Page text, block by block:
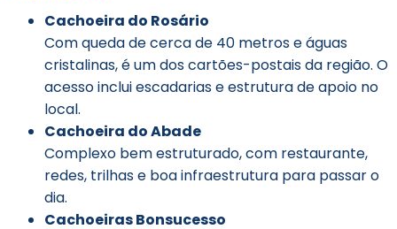
Cachoeira do Rosário
Com queda de cerca de 40 metros e águas
cristalinas, é um dos cartões-postais da região. O
acesso inclui escadarias e estrutura de apoio no
local.
Cachoeira do Abade
Complexo bem estruturado, com restaurante,
redes, trilhas e boa infraestrutura para passar o
dia.
Cachoeiras Bonsucesso